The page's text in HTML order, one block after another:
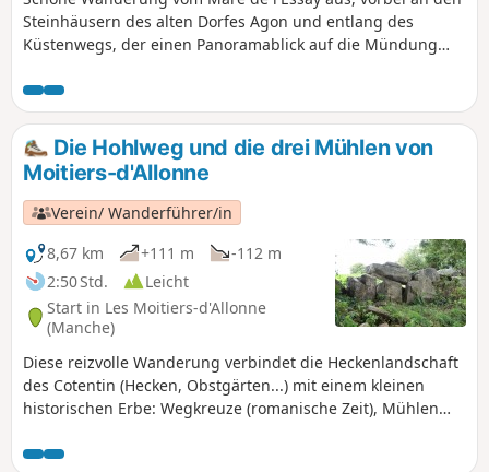
Steinhäusern des alten Dorfes Agon und entlang des
Küstenwegs, der einen Panoramablick auf die Mündung
Die Hohlweg und die drei Mühlen von
Moitiers-d'Allonne
Verein/ Wanderführer/in
8,67 km
+111 m
-112 m
2:50 Std.
Leicht
Start in Les Moitiers-d'Allonne
(Manche)
Diese reizvolle Wanderung verbindet die Heckenlandschaft
des Cotentin (Hecken, Obstgärten...) mit einem kleinen
historischen Erbe: Wegkreuze (romanische Zeit), Mühlen
Stunden, nicht mehr!